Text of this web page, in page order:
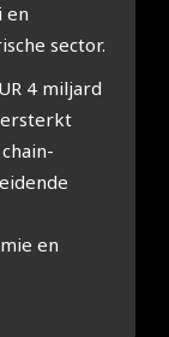
en
sector.
4 miljard
en